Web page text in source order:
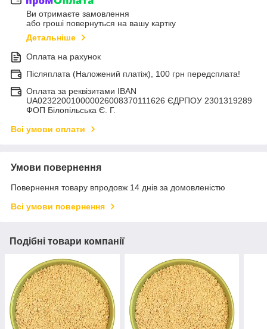
Ви отримаєте замовлення
або гроші повернуться на вашу картку
Детальніше
Оплата на рахунок
Післяплата (Наложений платіж), 100 грн передсплата!
Оплата за реквізитами IBAN
UA023220010000026008370111626 ЄДРПОУ 2301319289
ФОП Білопільська Є. Г.
Всі умови оплати
Умови повернення
Повернення товару впродовж 14 днів за домовленістю
Всі умови повернення
Подібні товари компанії